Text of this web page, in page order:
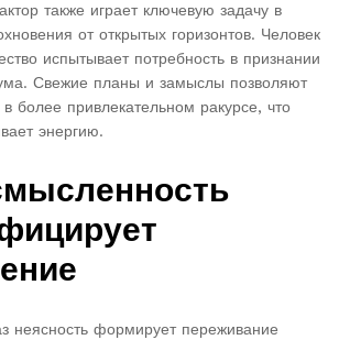
также играет ключевую задачу в
от открытых горизонтов. Человек
испытывает потребность в признании
Свежие планы и замыслы позволяют
более привлекательном ракурсе, что
энергию.
неясность формирует переживание